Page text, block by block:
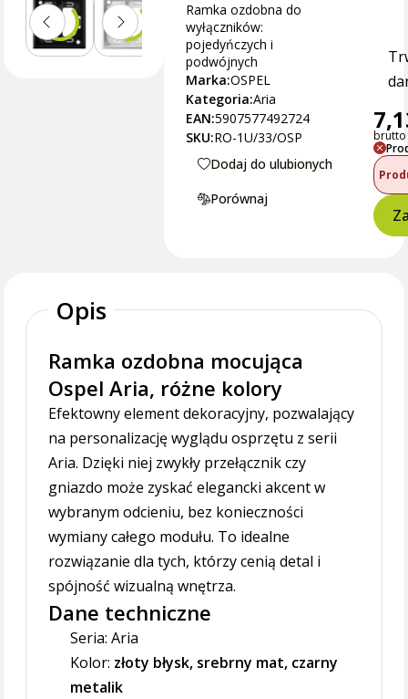
Ramka ozdobna do
wyłączników:
pojedyńczych i
podwójnych
Marka:OSPEL
Kategoria:Aria
EAN:5907577492724
SKU:RO-1U/33/OSP
Dodaj do ulubionych
Porównaj
brutto
Opis
Ramka ozdobna mocująca
Ospel Aria, różne kolory
Efektowny element dekoracyjny, pozwalający
na personalizację wyglądu osprzętu z serii
Aria. Dzięki niej zwykły przełącznik czy
gniazdo może zyskać elegancki akcent w
wybranym odcieniu, bez konieczności
wymiany całego modułu. To idealne
rozwiązanie dla tych, którzy cenią detal i
spójność wizualną wnętrza.
Dane techniczne
Seria: Aria
Kolor: złoty błysk, srebrny mat, czarny
metalik